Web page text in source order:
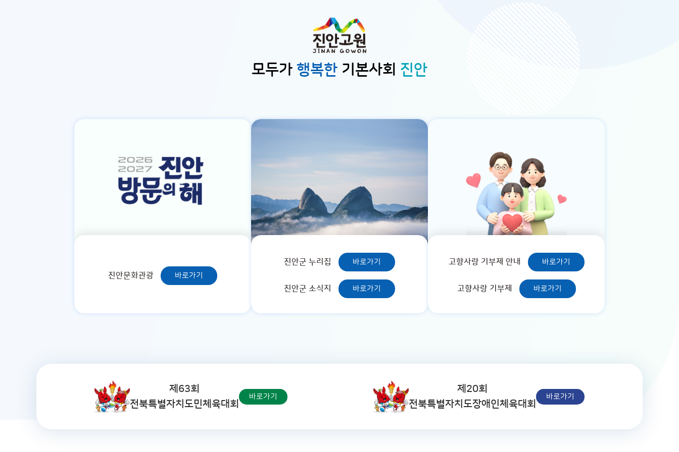
모두가 행복한 기본사회 진안
진안문화관광 바로가기
진안군 누리집 바로가기
진안군 소식지 바로가기
고향사랑 기부제 안내 바로가기
고향사랑 기부제 바로가기
제63회
전북특별자치도민체육대회
바로가기
제20회
전북특별자치도장애인체육대회
바로가기